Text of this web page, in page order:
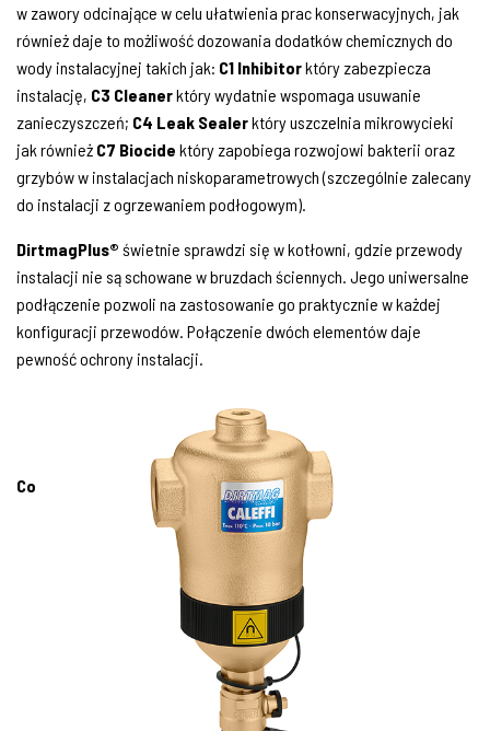
w zawory odcinające w celu ułatwienia prac konserwacyjnych, jak
również daje to możliwość dozowania dodatków chemicznych do
wody instalacyjnej takich jak: C1 Inhibitorktóry zabezpiecza
instalację, C3 Cleanerktóry wydatnie wspomaga usuwanie
zanieczyszczeń; C4 Leak Sealerktóry uszczelnia mikrowycieki
jak również C7 Biocide który zapobiega rozwojowi bakterii oraz
grzybów w instalacjach niskoparametrowych (szczególnie zalecany
do instalacji z ogrzewaniem podłogowym).
DirtmagPlus® świetnie sprawdzi się w kotłowni, gdzie przewody
instalacji nie są schowane w bruzdach ściennych. Jego uniwersalne
podłączenie pozwoli na zastosowanie go praktycznie w każdej
konfiguracji przewodów. Połączenie dwóch elementów daje
pewność ochrony instalacji.
Co